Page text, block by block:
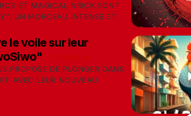
ET MAGICAL NRICK SONT
UN MORCEAU INTENSE ET
le voile sur leur
PROPOSE DE PLONGER DANS
AVEC LEUR NOUVEAU